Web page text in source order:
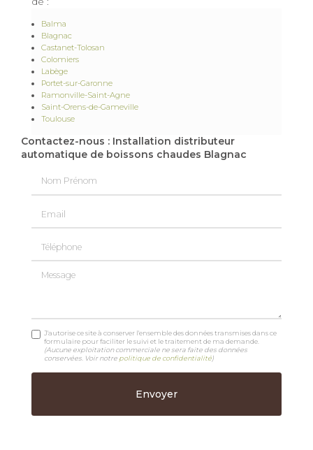
Balma
Blagnac
Castanet-Tolosan
Colomiers
Labège
Portet-sur-Garonne
Ramonville-Saint-Agne
Saint-Orens-de-Gameville
Toulouse
Contactez-nous : Installation distributeur
automatique de boissons chaudes Blagnac
Message
J'autorise ce site à conserver l'ensemble des données transmises dans ce
formulaire pour faciliter le suivi et le traitement de ma demande.
(Aucune exploitation commerciale ne sera faite des données
conservées. Voir notre politique de confidentialité)